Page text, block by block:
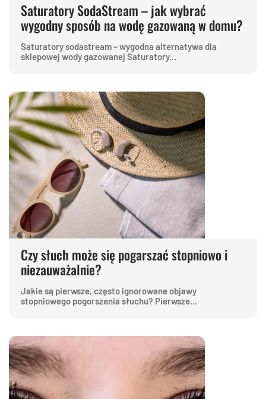
Saturatory SodaStream – jak wybrać
wygodny sposób na wodę gazowaną w domu?
Saturatory sodastream – wygodna alternatywa dla
sklepowej wody gazowanej Saturatory...
Czy słuch może się pogarszać stopniowo i
niezauważalnie?
Jakie są pierwsze, często ignorowane objawy
stopniowego pogorszenia słuchu? Pierwsze...